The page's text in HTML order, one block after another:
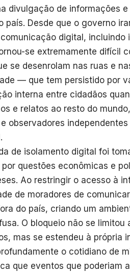
divulgação de informações
país. Desde que o governo
digital, incluindo
se extremamente difícil
se desenrolam nas ruas e
— que tem persistido por
interna entre cidadãos
e relatos ao resto do
observadores
de isolamento digital foi
questões econômicas e
Ao restringir o acesso à
de moradores de
do país, criando um
O bloqueio não se limitou
mas se estendeu à própria
o cotidiano de
que eventos que poderiam